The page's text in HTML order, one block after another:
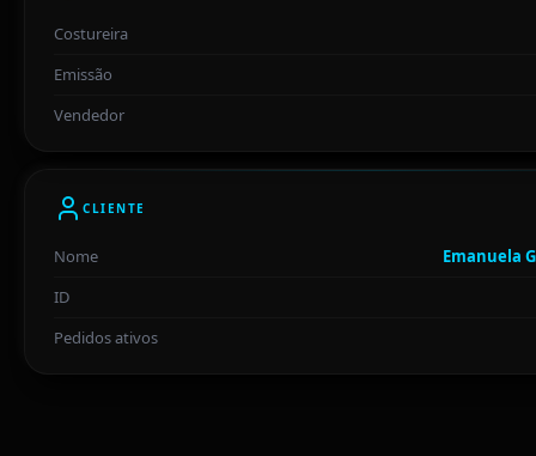
Costureira
Emissão
Vendedor
CLIENTE
Nome
Emanuela
ID
Pedidos ativos